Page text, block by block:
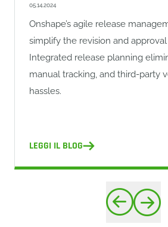
05.14.2024
Onshape’s agile release
simplify the revision and
Integrated release planning
manual tracking, and third-party
hassles.
LEGGI IL BLOG